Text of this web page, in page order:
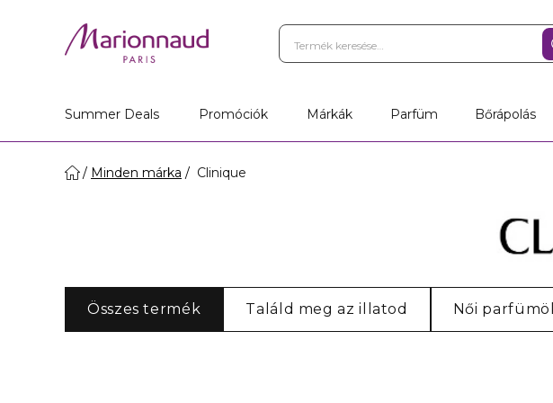
Summer Deals Promóciók Márkák Parfüm Bőrápolás
Minden márka Clinique
Összes termék Találd meg az illatod Női